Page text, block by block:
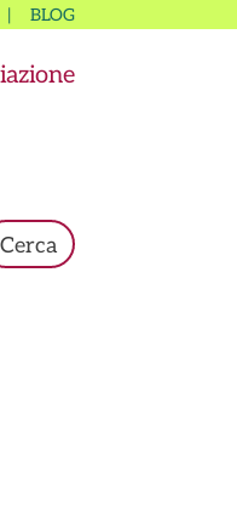
BLOG
Cerca